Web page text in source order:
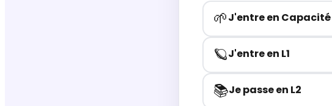
🌱J'entre en Capacité
🪐J'entre en L1
📚Je passe en L2